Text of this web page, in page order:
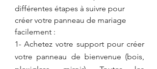
différentes étapes à suivre pour
créer votre panneau de mariage
facilement :
1- Achetez votre support pour créer
votre panneau de bienvenue (bois,